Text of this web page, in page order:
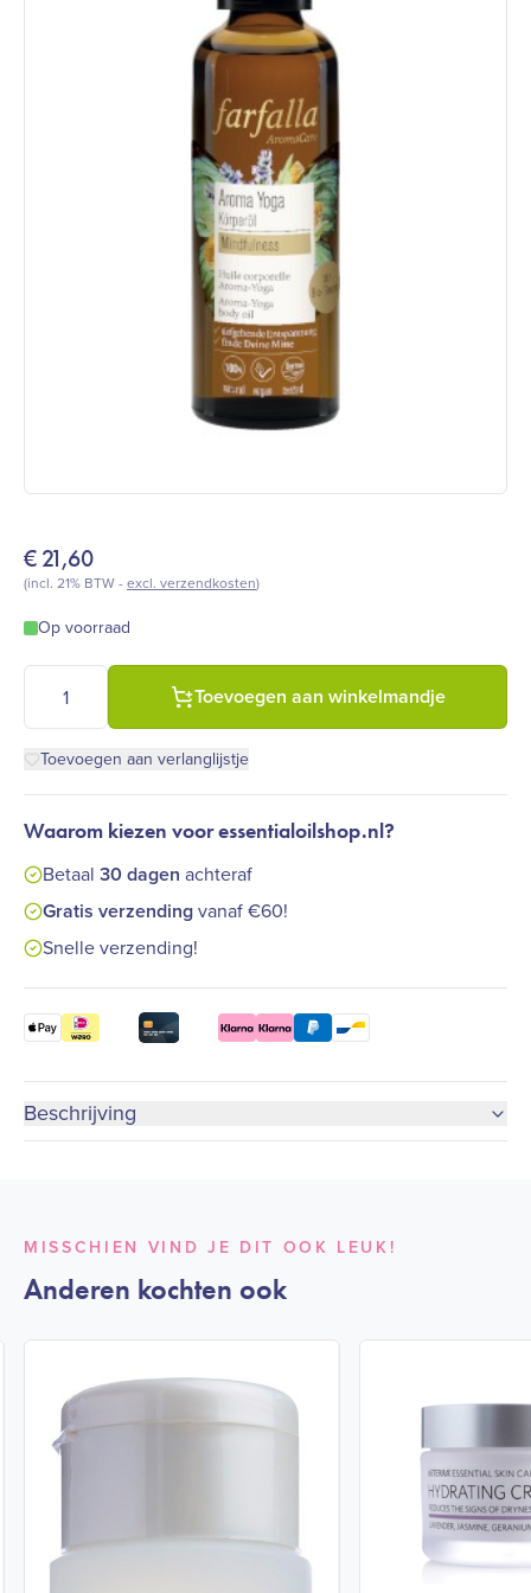
€21,60
(incl. 21% BTW -excl. verzendkosten)
Op voorraad
Farfalla - Aroma-Yoga lichaamsolie 75 ml aantal
Toevoegen aan winkelmandje
Toevoegen aan verlanglijstje
Waarom kiezen voor essentialoilshop.nl?
Betaal 30 dagen achteraf
Gratis verzendingvanaf €60!
Snelle verzending!
Beschrijving
MISSCHIEN VIND JE DIT OOK LEUK!
Anderen kochten ook